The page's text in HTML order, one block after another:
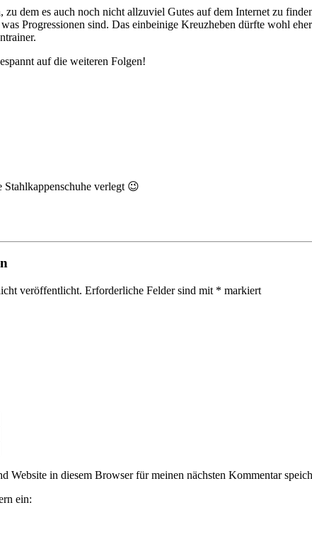
zu dem es auch noch nicht allzuviel Gutes auf dem Internet zu
Progressionen sind. Das einbeinige Kreuzheben dürfte wohl
auf die weiteren Folgen!
verlegt 😉
veröffentlicht. Erforderliche Felder sind mit * markiert
Website in diesem Browser für meinen nächsten Kommentar
ein: